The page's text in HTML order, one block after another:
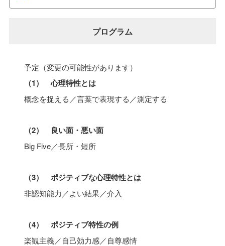
プログラム
予定（変更の可能性があります）
（1） 心理特性とは
概念を捉える／言葉で表現する／測定する
（2） 良い面・悪い面
Big Five／長所・短所
（3） ポジティブな心理特性とは
非認知能力／よい結果／介入
（4） ポジティブ特性の例
楽観主義／自己効力感／自尊感情